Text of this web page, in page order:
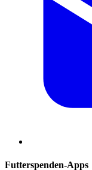
Futterspenden-Apps